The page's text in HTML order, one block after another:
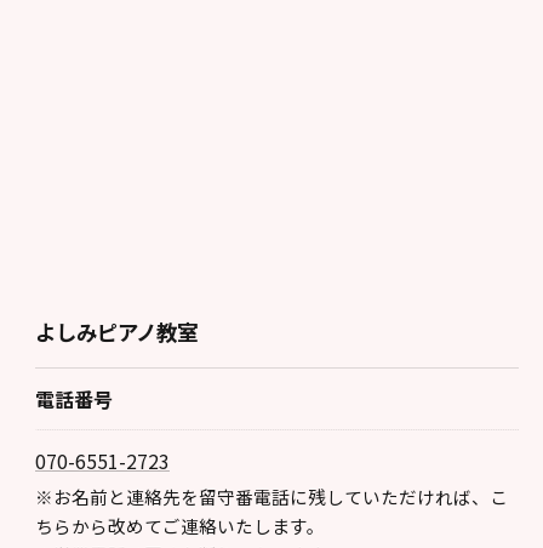
よしみピアノ教室
電話番号
070-6551-2723
※お名前と連絡先を留守番電話に残していただければ、こ
ちらから改めてご連絡いたします。